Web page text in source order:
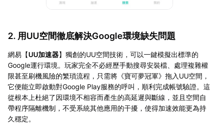
2. 用UU空間徹底解決Google環境缺失問題
網易【UU加速器】獨創的UU空間技術，可以一鍵模擬出標準的
Google運行環境。玩家完全不必經歷手動搜尋安裝檔、處理複雜權
限甚至刷機風險的繁瑣流程，只需將《寶可夢冠軍》拖入UU空間，
它便能立即啟動對Google Play服務的呼叫，順利完成帳號驗證。這
從根本上杜絕了因環境不相容而產生的高延遲與斷線，並且空間自
帶程序隔離機制，不受系統其他應用的干擾，使得加速效能更為持
久穩定。